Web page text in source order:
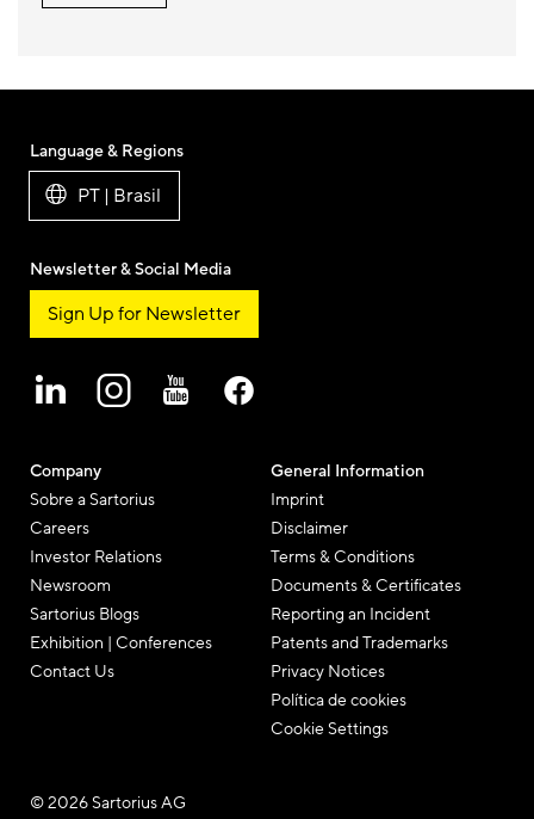
Company
Sobre a Sartorius
Careers
Investor Relations
Newsroom
Sartorius Blogs
Exhibition | Conferences
Contact Us
General Information
Imprint
Disclaimer
Terms & Conditions
Documents & Certificates
Reporting an Incident
Patents and Trademarks
Privacy Notices
Política de cookies
Cookie Settings
Language & Regions
PT | Brasil
Newsletter & Social Media
Sign Up for Newsletter
© 2026 Sartorius AG